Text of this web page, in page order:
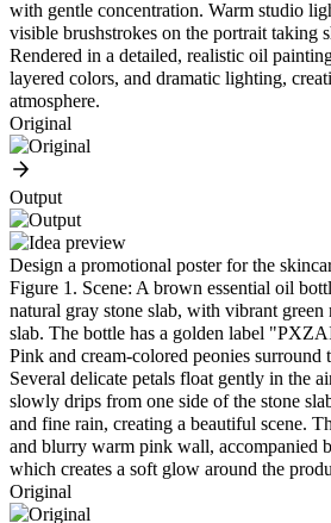
with gentle concentration. Warm studio
visible brushstrokes on the portrait taking
Rendered in a detailed, realistic oil
layered colors, and dramatic lighting,
atmosphere.
Original
Output
Design a promotional poster for the
Figure 1. Scene: A brown essential oil
natural gray stone slab, with vibrant green
slab. The bottle has a golden label
Pink and cream-colored peonies surround
Several delicate petals float gently in the
slowly drips from one side of the stone
and fine rain, creating a beautiful scene.
and blurry warm pink wall, accompanied
which creates a soft glow around the
Original